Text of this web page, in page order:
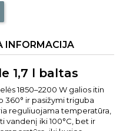
INFORMACIJA
1,7 l baltas
1850–2200 W galios itin
360° ir pasižymi triguba
reguliuojama temperatūra,
vandenį iki 100°C, bet ir